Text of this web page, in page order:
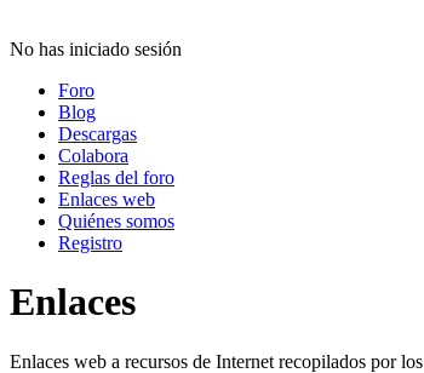
No has iniciado sesión
Foro
Blog
Descargas
Colabora
Reglas del foro
Enlaces web
Quiénes somos
Registro
Enlaces
Enlaces web a recursos de Internet recopilados por